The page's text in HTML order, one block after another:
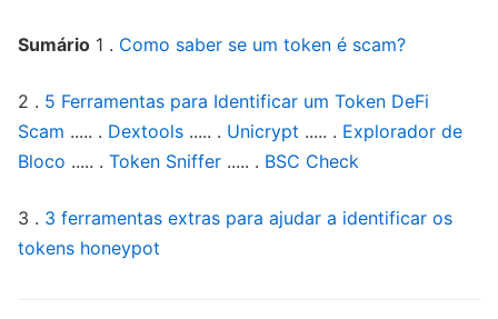
Sumário 1 . Como saber se um token é scam?
2 . 5 Ferramentas para Identificar um Token DeFi
Scam ..... . Dextools ..... . Unicrypt ..... . Explorador de
Bloco ..... . Token Sniffer ..... . BSC Check
3 . 3 ferramentas extras para ajudar a identificar os
tokens honeypot